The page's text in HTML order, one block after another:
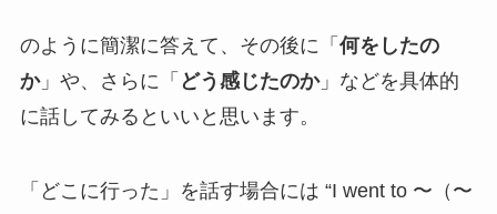
のように簡潔に答えて、その後に「 何をしたの
か」や、さらに「 どう感じたのか」などを具体的
に話してみるといいと思います。
「どこに行った」を話す場合には “I went to 〜（〜